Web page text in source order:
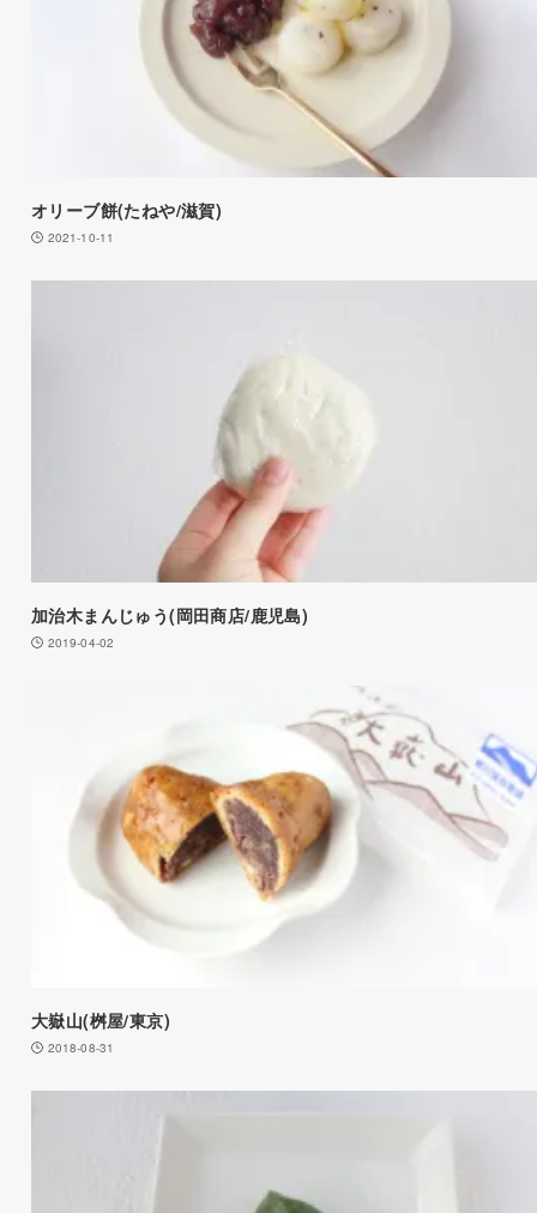
オリーブ餅(たねや/滋賀)
2021-10-11
加治木まんじゅう(岡田商店/鹿児島)
2019-04-02
大嶽山(桝屋/東京)
2018-08-31